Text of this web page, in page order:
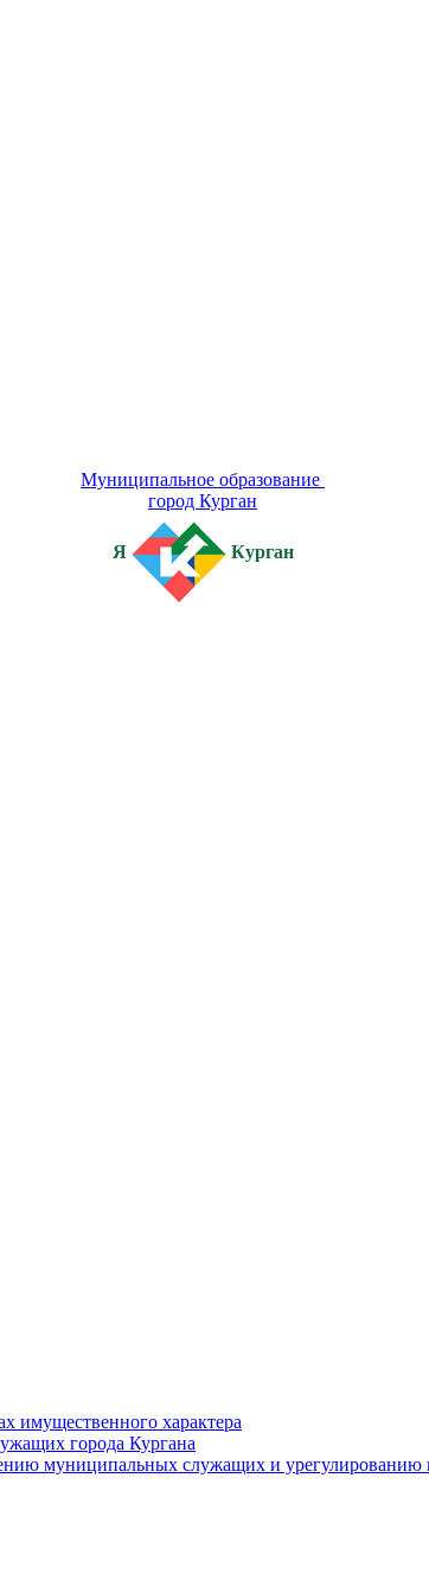
Муниципальное образование
город Курган
Я Курган
имущественного характера
города Кургана
муниципальных служащих и урегулированию